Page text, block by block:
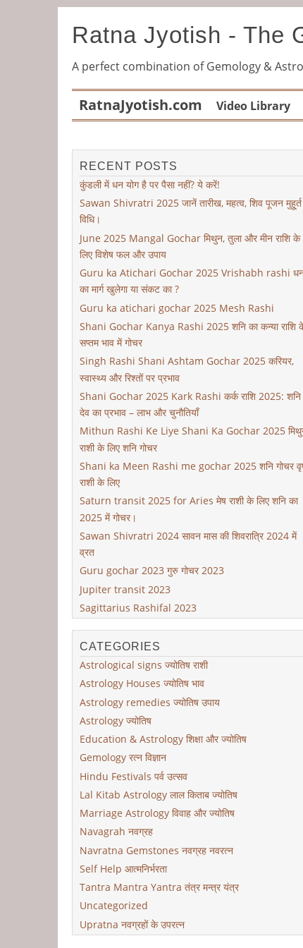
Ratna Jyotish - The
A perfect combination of Gemology &
RatnaJyotish.com Video Library
RECENT POSTS
कुंडली में धन योग है पर पैसा नहीं? ये करें!
Sawan Shivratri 2025 जानें तारीख, महत्व, शिव पूजन
विधि।
June 2025 Mangal Gochar मिथुन, तुला और मीन राशि के
लिए विशेष फल और उपाय
Guru ka Atichari Gochar 2025 Vrishabh rashi
का मार्ग खुलेगा या संकट का ?
Guru ka atichari gochar 2025 Mesh Rashi
Shani Gochar Kanya Rashi 2025 शनि का कन्या राशि
सप्तम भाव में गोचर
Singh Rashi Shani Ashtam Gochar 2025 करियर,
स्वास्थ्य और रिश्तों पर प्रभाव
Shani Gochar 2025 Kark Rashi कर्क राशि 2025: शनि
देव का प्रभाव – लाभ और चुनौतियाँ
Mithun Rashi Ke Liye Shani Ka Gochar 2025
राशी के लिए शनि गोचर
Shani ka Meen Rashi me gochar 2025 शनि गोचर
राशी के लिए
Saturn transit 2025 for Aries मेष राशी के लिए शनि का
2025 में गोचर।
Sawan Shivratri 2024 सावन मास की शिवरात्रि 2024 में
व्रत
Guru gochar 2023 गुरु गोचर 2023
Jupiter transit 2023
Sagittarius Rashifal 2023
CATEGORIES
Astrological signs ज्योतिष राशी
Astrology Houses ज्योतिष भाव
Astrology remedies ज्योतिष उपाय
Astrology ज्योतिष
Education & Astrology शिक्षा और ज्योतिष
Gemology रत्न विज्ञान
Hindu Festivals पर्व उत्सव
Lal Kitab Astrology लाल किताब ज्योतिष
Marriage Astrology विवाह और ज्योतिष
Navagrah नवग्रह
Navratna Gemstones नवग्रह नवरत्न
Self Help आत्मनिर्भरता
Tantra Mantra Yantra तंत्र मन्त्र यंत्र
Uncategorized
Upratna नवग्रहों के उपरत्न